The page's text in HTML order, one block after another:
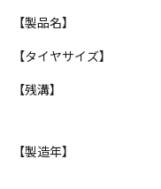
【製品名】
【タイヤサイズ】
【残溝】
【製造年】